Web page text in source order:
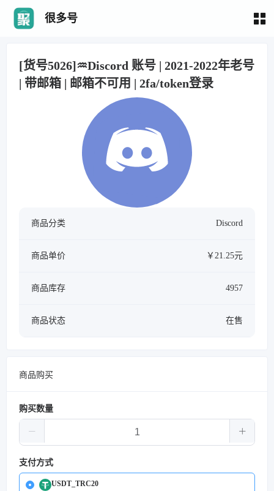
很多号
[货号5026]♒Discord 账号 | 2021-2022年老号
| 带邮箱 | 邮箱不可用 | 2fa/token登录
商品分类 Discord
商品单价 ￥21.25元
商品库存 4957
商品状态 在售
商品购买
购买数量
支付方式
USDT_TRC20